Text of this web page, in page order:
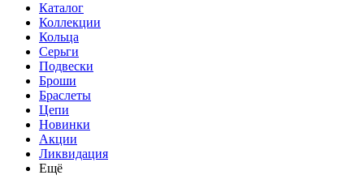
Каталог
Коллекции
Кольца
Серьги
Подвески
Броши
Браслеты
Цепи
Новинки
Акции
Ликвидация
Ещё